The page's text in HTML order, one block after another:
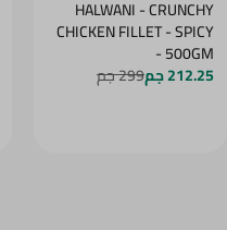
HALWANI - CRUNCHY
CHICKEN FILLET - SPICY
- 500GM
212.25 جم 299 جم